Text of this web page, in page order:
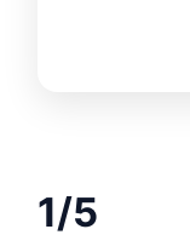
1/5